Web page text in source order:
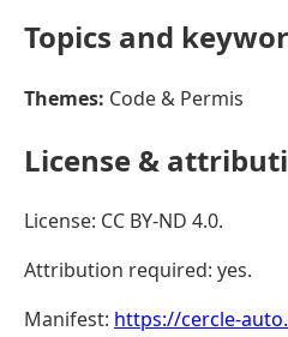
Topics and
Themes: Code & Permis
License &
License: CC BY-ND 4.0.
Attribution required: yes.
Manifest: https://cercle-